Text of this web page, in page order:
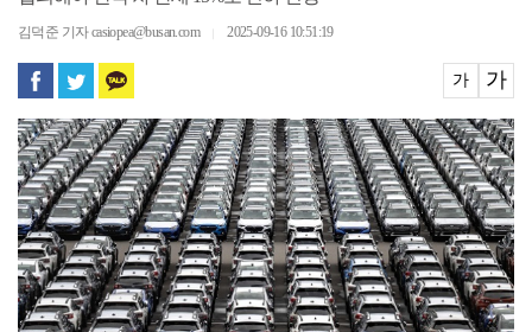
김덕준 기자 casiopea@busan.com 2025-09-16 10:51:19
가 가